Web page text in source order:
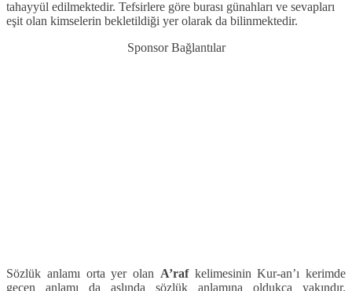
tahayyül edilmektedir. Tefsirlere göre burası günahları ve sevapları
eşit olan kimselerin bekletildiği yer olarak da bilinmektedir.
Sponsor Bağlantılar
Sözlük anlamı orta yer olan A’rafkelimesinin Kur-an’ı kerimde
geçen anlamı da aslında sözlük anlamına oldukça yakındır.